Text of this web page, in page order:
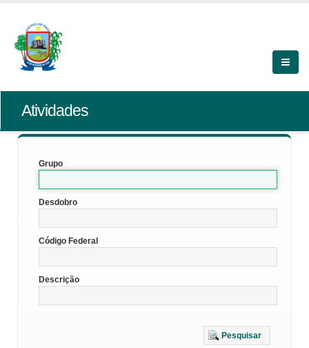
Atividades
Grupo
Desdobro
Código Federal
Descrição
Pesquisar